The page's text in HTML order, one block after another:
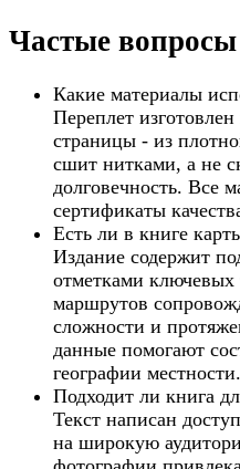
Частые вопросы
Какие материалы
Переплет
страницы - из
сшит нитками, а не
долговечность. Все
сертификаты
Есть ли в книге
Издание содержит
отметками
маршрутов
сложности и
данные помогают
географии местности.
Подходит ли книга
Текст написан
на широкую